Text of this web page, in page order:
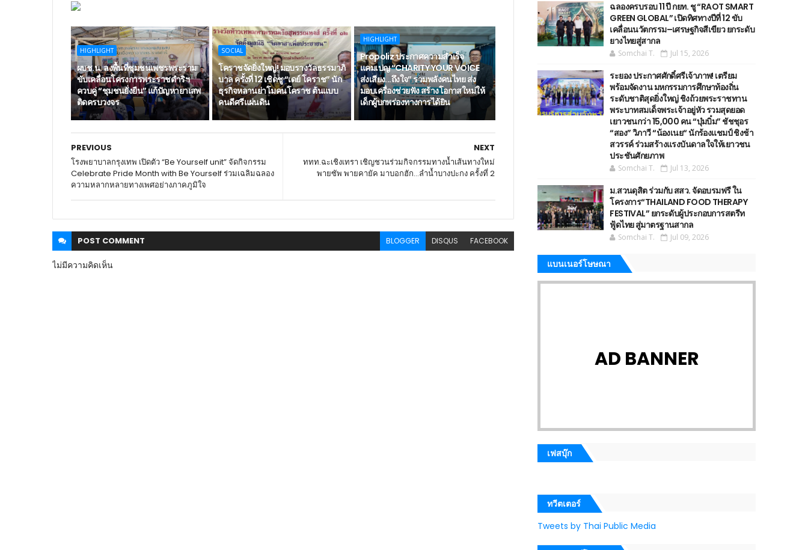
HIGHLIGHT
ผบช.น. ลงพื้นที่ชุมชนเพชรพระราม
ขับเคลื่อนโครงการพระราชดำริฯ
ควบคู่ “ชุมชนยั่งยืน” แก้ปัญหายาเสพ
ติดครบวงจร
SOCIAL
โคราชจัดยิ่งใหญ่! มอบรางวัลธรรมาภิ
บาล ครั้งที่ 12 เชิดชู “เดย์ โคราช” นัก
ธุรกิจหลานย่าโมคนโคราช ต้นแบบ
คนดีศรีแผ่นดิน
HIGHLIGHT
Propoliz ประกาศความสำเร็จ
แคมเปญ “CHARITY YOUR VOICE
ส่งเสียง...ถึงใจ” รวมพลังคนไทย ส่ง
มอบเครื่องช่วยฟัง สร้างโอกาสใหม่ให้
เด็กผู้บกพร่องทางการได้ยิน
NEXT
ททท.ฉะเชิงเทรา เชิญชวนร่วมกิจกรรมทางน้ำเส้นทางใหม่
พายซัพ พายคายัค มาบอกฮัก…ลำน้ำบางปะกง ครั้งที่ 2
PREVIOUS
โรงพยาบาลกรุงเทพ เปิดตัว “Be Yourself unit” จัดกิจกรรม
Celebrate Pride Month with Be Yourself ร่วมเฉลิมฉลอง
ความหลากหลายทางเพศอย่างภาคภูมิใจ
POST COMMENT BLOGGER DISQUS FACEBOOK
ไม่มีความคิดเห็น
ฉลองครบรอบ 11 ปี กยท. ชู “RAOT SMART
GREEN GLOBAL” เปิดทิศทางปีที่ 12 ขับ
เคลื่อนนวัตกรรม–เศรษฐกิจสีเขียว ยกระดับ
ยางไทยสู่สากล
Somchai T. Jul 15, 2026
ระยอง ประกาศศักดิ์ศรีเจ้าภาพ! เตรียม
พร้อมจัดงาน มหกรรมการศึกษาท้องถิ่น
ระดับชาติสุดยิ่งใหญ่ ชิงถ้วยพระราชทาน
พระบาทสมเด็จพระเจ้าอยู่หัว รวมสุดยอด
เยาวชนกว่า 15,000 คน “บุ๋มบิ๋ม” ชัชชุอร
“สอง” วิภาวี “น้องเนย“ นักร้องแชมป์ ชิงช้า
สวรรค์ ร่วมสร้างแรงบันดาลใจให้เยาวชน
ประชันศักยภาพ
Somchai T. Jul 13, 2026
ม.สวนดุสิต ร่วมกับ สสว. จัดอบรมฟรี ใน
โครงการ“THAILAND FOOD THERAPY
FESTIVAL” ยกระดับผู้ประกอบการสตรีท
ฟู้ดไทย สู่มาตรฐานสากล
Somchai T. Jul 09, 2026
แบนเนอร์โษษณา
AD BANNER
เฟสบุ๊ก
ทวีตเตอร์
Tweets by Thai Public Media